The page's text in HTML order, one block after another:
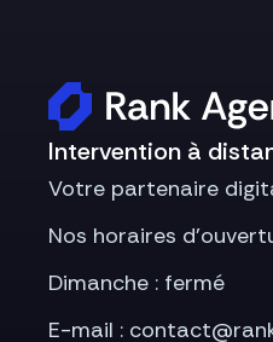
Intervention à
Votre partenaire
Nos horaires
Dimanche : fermé
E-mail :